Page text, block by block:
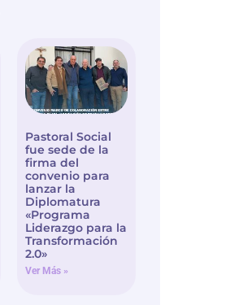
Pastoral Social
fue sede de la
firma del
convenio para
lanzar la
Diplomatura
«Programa
Liderazgo para la
Transformación
2.0»
Ver Más »